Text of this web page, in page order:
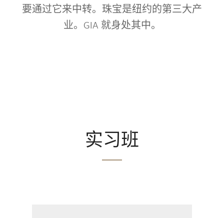
要通过它来中转。珠宝是纽约的第三大产
业。GIA 就身处其中。
实习班